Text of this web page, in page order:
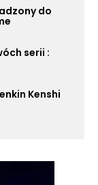
do
serii :
Kenshi